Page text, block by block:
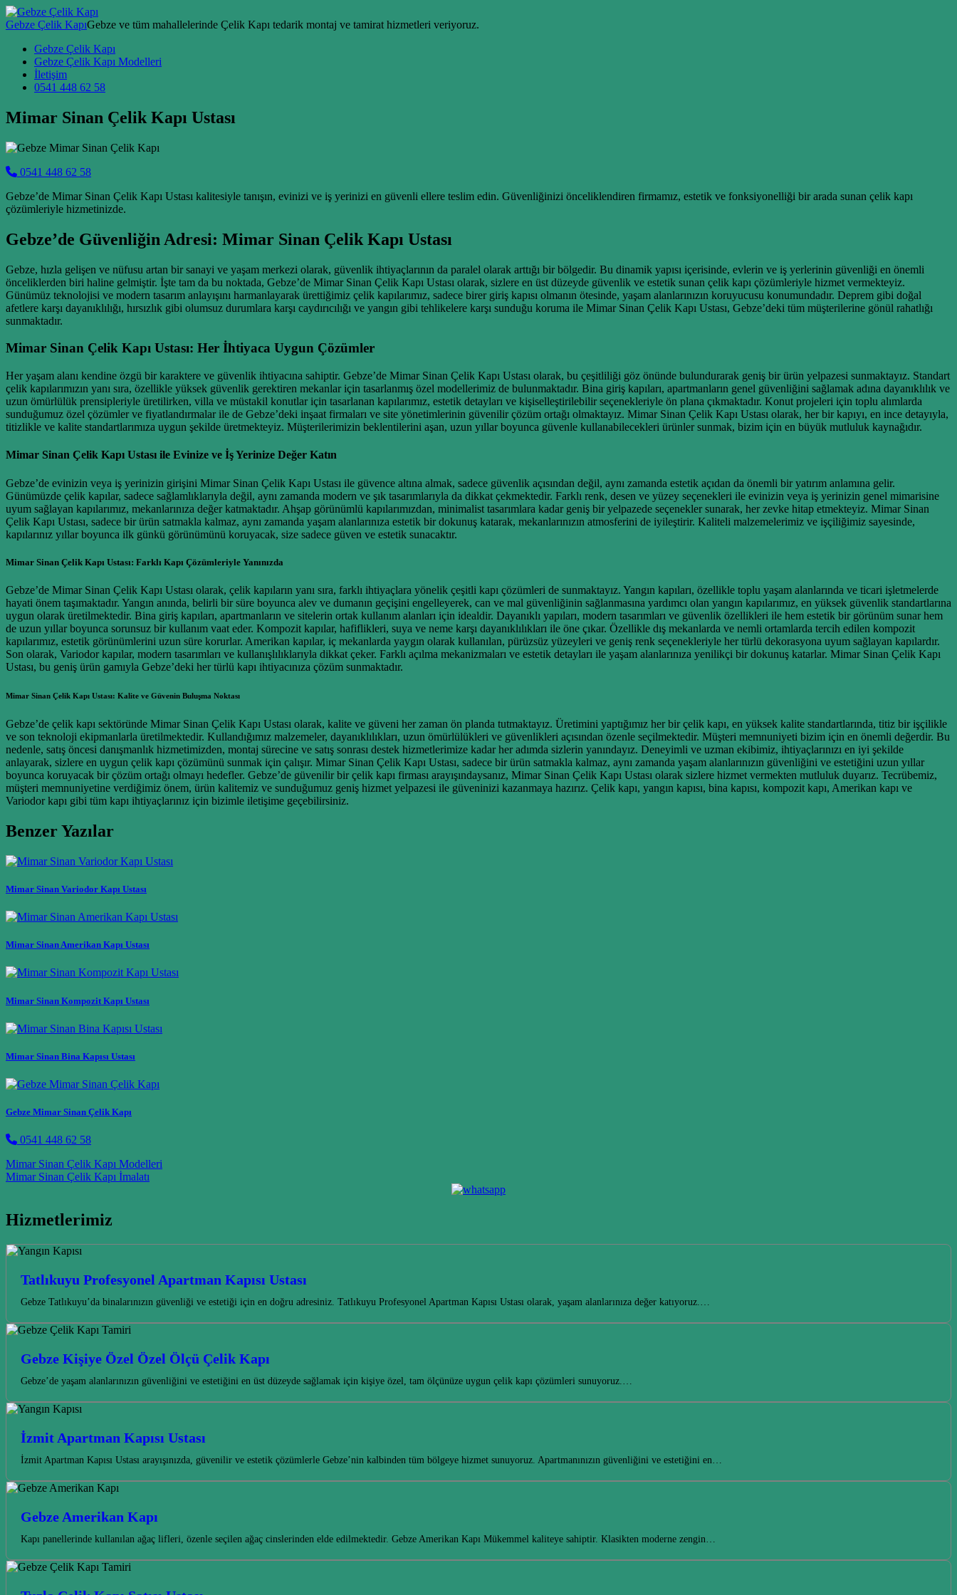
Skip to content
Gebze Çelik KapıGebze ve tüm mahallelerinde Çelik Kapı tedarik montaj ve tamirat hizmetleri veriyoruz.
Main Navigation
Gebze Çelik Kapı
Gebze Çelik Kapı Modelleri
İletişim
0541 448 62 58
Mimar Sinan Çelik Kapı Ustası
0541 448 62 58
Gebze’de Mimar Sinan Çelik Kapı Ustası kalitesiyle tanışın, evinizi ve iş yerinizi en güvenli ellere teslim edin. Güvenliğinizi önceliklendiren firmamız, estetik ve fonksiyonelliği bir arada sunan çelik kapı
çözümleriyle hizmetinizde.
Gebze’de Güvenliğin Adresi: Mimar Sinan Çelik Kapı Ustası
Gebze, hızla gelişen ve nüfusu artan bir sanayi ve yaşam merkezi olarak, güvenlik ihtiyaçlarının da paralel olarak arttığı bir bölgedir. Bu dinamik yapısı içerisinde, evlerin ve iş yerlerinin güvenliği en önemli
önceliklerden biri haline gelmiştir. İşte tam da bu noktada, Gebze’de Mimar Sinan Çelik Kapı Ustası olarak, sizlere en üst düzeyde güvenlik ve estetik sunan çelik kapı çözümleriyle hizmet vermekteyiz.
Günümüz teknolojisi ve modern tasarım anlayışını harmanlayarak ürettiğimiz çelik kapılarımız, sadece birer giriş kapısı olmanın ötesinde, yaşam alanlarınızın koruyucusu konumundadır. Deprem gibi doğal
afetlere karşı dayanıklılığı, hırsızlık gibi olumsuz durumlara karşı caydırıcılığı ve yangın gibi tehlikelere karşı sunduğu koruma ile Mimar Sinan Çelik Kapı Ustası, Gebze’deki tüm müşterilerine gönül rahatlığı
sunmaktadır.
Mimar Sinan Çelik Kapı Ustası: Her İhtiyaca Uygun Çözümler
Her yaşam alanı kendine özgü bir karaktere ve güvenlik ihtiyacına sahiptir. Gebze’de Mimar Sinan Çelik Kapı Ustası olarak, bu çeşitliliği göz önünde bulundurarak geniş bir ürün yelpazesi sunmaktayız. Standart
çelik kapılarımızın yanı sıra, özellikle yüksek güvenlik gerektiren mekanlar için tasarlanmış özel modellerimiz de bulunmaktadır. Bina giriş kapıları, apartmanların genel güvenliğini sağlamak adına dayanıklılık ve
uzun ömürlülük prensipleriyle üretilirken, villa ve müstakil konutlar için tasarlanan kapılarımız, estetik detayları ve kişiselleştirilebilir seçenekleriyle ön plana çıkmaktadır. Konut projeleri için toplu alımlarda
sunduğumuz özel çözümler ve fiyatlandırmalar ile de Gebze’deki inşaat firmaları ve site yönetimlerinin güvenilir çözüm ortağı olmaktayız. Mimar Sinan Çelik Kapı Ustası olarak, her bir kapıyı, en ince detayıyla,
titizlikle ve kalite standartlarımıza uygun şekilde üretmekteyiz. Müşterilerimizin beklentilerini aşan, uzun yıllar boyunca güvenle kullanabilecekleri ürünler sunmak, bizim için en büyük mutluluk kaynağıdır.
Mimar Sinan Çelik Kapı Ustası ile Evinize ve İş Yerinize Değer Katın
Gebze’de evinizin veya iş yerinizin girişini Mimar Sinan Çelik Kapı Ustası ile güvence altına almak, sadece güvenlik açısından değil, aynı zamanda estetik açıdan da önemli bir yatırım anlamına gelir.
Günümüzde çelik kapılar, sadece sağlamlıklarıyla değil, aynı zamanda modern ve şık tasarımlarıyla da dikkat çekmektedir. Farklı renk, desen ve yüzey seçenekleri ile evinizin veya iş yerinizin genel mimarisine
uyum sağlayan kapılarımız, mekanlarınıza değer katmaktadır. Ahşap görünümlü kapılarımızdan, minimalist tasarımlara kadar geniş bir yelpazede seçenekler sunarak, her zevke hitap etmekteyiz. Mimar Sinan
Çelik Kapı Ustası, sadece bir ürün satmakla kalmaz, aynı zamanda yaşam alanlarınıza estetik bir dokunuş katarak, mekanlarınızın atmosferini de iyileştirir. Kaliteli malzemelerimiz ve işçiliğimiz sayesinde,
kapılarınız yıllar boyunca ilk günkü görünümünü koruyacak, size sadece güven ve estetik sunacaktır.
Mimar Sinan Çelik Kapı Ustası: Farklı Kapı Çözümleriyle Yanınızda
Gebze’de Mimar Sinan Çelik Kapı Ustası olarak, çelik kapıların yanı sıra, farklı ihtiyaçlara yönelik çeşitli kapı çözümleri de sunmaktayız. Yangın kapıları, özellikle toplu yaşam alanlarında ve ticari işletmelerde
hayati önem taşımaktadır. Yangın anında, belirli bir süre boyunca alev ve dumanın geçişini engelleyerek, can ve mal güvenliğinin sağlanmasına yardımcı olan yangın kapılarımız, en yüksek güvenlik standartlarına
uygun olarak üretilmektedir. Bina giriş kapıları, apartmanların ve sitelerin ortak kullanım alanları için idealdir. Dayanıklı yapıları, modern tasarımları ve güvenlik özellikleri ile hem estetik bir görünüm sunar hem
de uzun yıllar boyunca sorunsuz bir kullanım vaat eder. Kompozit kapılar, hafiflikleri, suya ve neme karşı dayanıklılıkları ile öne çıkar. Özellikle dış mekanlarda ve nemli ortamlarda tercih edilen kompozit
kapılarımız, estetik görünümlerini uzun süre korurlar. Amerikan kapılar, iç mekanlarda yaygın olarak kullanılan, pürüzsüz yüzeyleri ve geniş renk seçenekleriyle her türlü dekorasyona uyum sağlayan kapılardır.
Son olarak, Variodor kapılar, modern tasarımları ve kullanışlılıklarıyla dikkat çeker. Farklı açılma mekanizmaları ve estetik detayları ile yaşam alanlarınıza yenilikçi bir dokunuş katarlar. Mimar Sinan Çelik Kapı
Ustası, bu geniş ürün gamıyla Gebze’deki her türlü kapı ihtiyacınıza çözüm sunmaktadır.
Mimar Sinan Çelik Kapı Ustası: Kalite ve Güvenin Buluşma Noktası
Gebze’de çelik kapı sektöründe Mimar Sinan Çelik Kapı Ustası olarak, kalite ve güveni her zaman ön planda tutmaktayız. Üretimini yaptığımız her bir çelik kapı, en yüksek kalite standartlarında, titiz bir işçilikle
ve son teknoloji ekipmanlarla üretilmektedir. Kullandığımız malzemeler, dayanıklılıkları, uzun ömürlülükleri ve güvenlikleri açısından özenle seçilmektedir. Müşteri memnuniyeti bizim için en önemli değerdir. Bu
nedenle, satış öncesi danışmanlık hizmetimizden, montaj sürecine ve satış sonrası destek hizmetlerimize kadar her adımda sizlerin yanındayız. Deneyimli ve uzman ekibimiz, ihtiyaçlarınızı en iyi şekilde
anlayarak, sizlere en uygun çelik kapı çözümünü sunmak için çalışır. Mimar Sinan Çelik Kapı Ustası, sadece bir ürün satmakla kalmaz, aynı zamanda yaşam alanlarınızın güvenliğini ve estetiğini uzun yıllar
boyunca koruyacak bir çözüm ortağı olmayı hedefler. Gebze’de güvenilir bir çelik kapı firması arayışındaysanız, Mimar Sinan Çelik Kapı Ustası olarak sizlere hizmet vermekten mutluluk duyarız. Tecrübemiz,
müşteri memnuniyetine verdiğimiz önem, ürün kalitemiz ve sunduğumuz geniş hizmet yelpazesi ile güveninizi kazanmaya hazırız. Çelik kapı, yangın kapısı, bina kapısı, kompozit kapı, Amerikan kapı ve
Variodor kapı gibi tüm kapı ihtiyaçlarınız için bizimle iletişime geçebilirsiniz.
Benzer Yazılar
Mimar Sinan Variodor Kapı Ustası
Mimar Sinan Amerikan Kapı Ustası
Mimar Sinan Kompozit Kapı Ustası
Mimar Sinan Bina Kapısı Ustası
Gebze Mimar Sinan Çelik Kapı
0541 448 62 58
Post navigation
Mimar Sinan Çelik Kapı Modelleri
Mimar Sinan Çelik Kapı İmalatı
Hizmetlerimiz
Tatlıkuyu Profesyonel Apartman Kapısı Ustası
Gebze Tatlıkuyu’da binalarınızın güvenliği ve estetiği için en doğru adresiniz. Tatlıkuyu Profesyonel Apartman Kapısı Ustası olarak, yaşam alanlarınıza değer katıyoruz.…
Gebze Kişiye Özel Özel Ölçü Çelik Kapı
Gebze’de yaşam alanlarınızın güvenliğini ve estetiğini en üst düzeyde sağlamak için kişiye özel, tam ölçünüze uygun çelik kapı çözümleri sunuyoruz.…
İzmit Apartman Kapısı Ustası
İzmit Apartman Kapısı Ustası arayışınızda, güvenilir ve estetik çözümlerle Gebze’nin kalbinden tüm bölgeye hizmet sunuyoruz. Apartmanınızın güvenliğini ve estetiğini en…
Gebze Amerikan Kapı
Kapı panellerinde kullanılan ağaç lifleri, özenle seçilen ağaç cinslerinden elde edilmektedir. Gebze Amerikan Kapı Mükemmel kaliteye sahiptir. Klasikten moderne zengin…